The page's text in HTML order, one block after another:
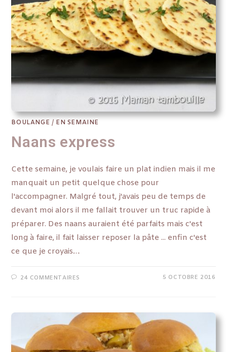
BOULANGE / EN SEMAINE
Naans express
Cette semaine, je voulais faire un plat indien mais il me
manquait un petit quelque chose pour
l'accompagner. Malgré tout, j'avais peu de temps de
devant moi alors il me fallait trouver un truc rapide à
préparer. Des naans auraient été parfaits mais c'est
long à faire, il fait laisser reposer la pâte ... enfin c'est
ce que je croyais…
24 COMMENTAIRES 5 OCTOBRE 2016